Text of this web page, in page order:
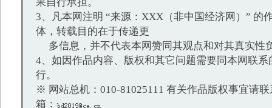
3、凡本网注明 “来源：XXX（非中国经济网）” 的
体，转载目的在于传递更
多信息，并不代表本网赞同其观点和对其真实性
4、如因作品内容、版权和其它问题需要同本网联系
行。
※ 网站总机：010-81025111 有关作品版权事宜请联
箱：